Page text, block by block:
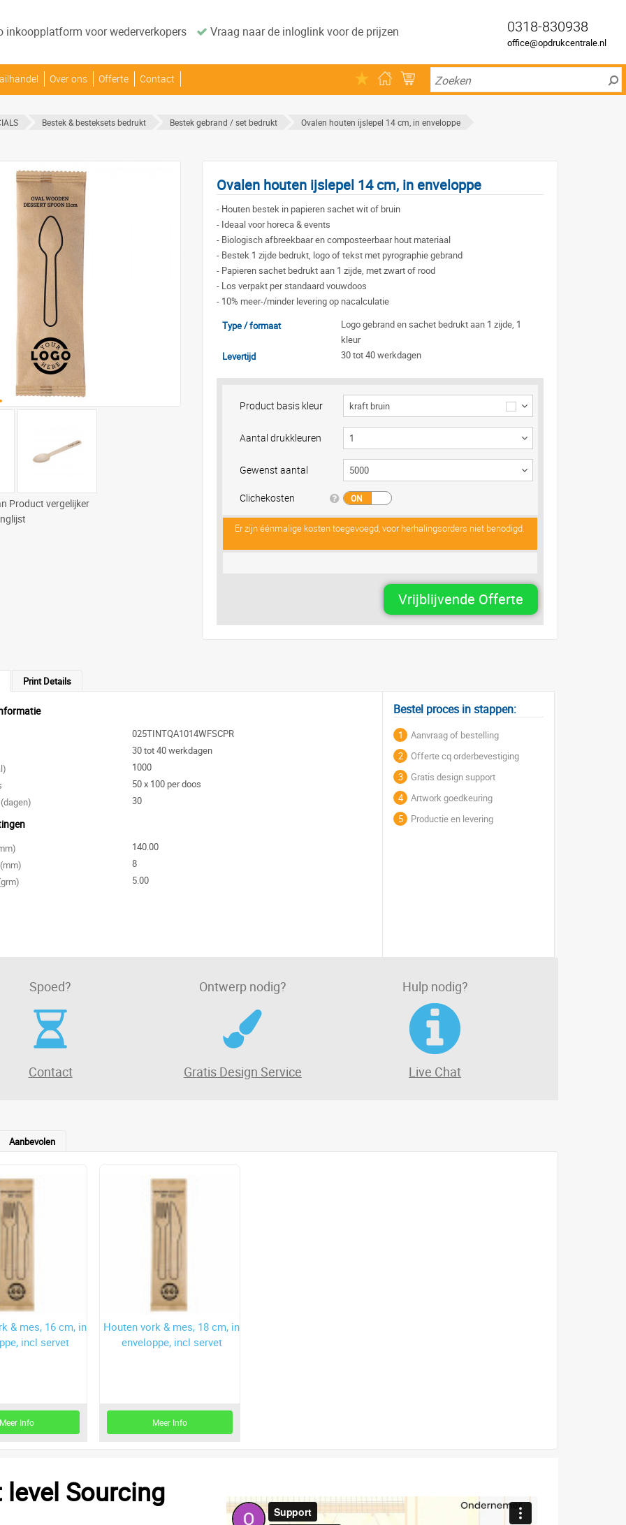
inkoopplatform voor wederverkopers Vraag naar de inloglink voor de prijzen
Over ons Offerte Contact
0318-830938
office@opdrukcentrale.nl
Bestek & besteksets bedrukt Bestek gebrand / set bedrukt Ovalen houten ijslepel 14 cm, in enveloppe
Product vergelijker
Ovalen houten ijslepel 14 cm, in enveloppe
- Houten bestek in papieren sachet wit of bruin
- Ideaal voor horeca & events
- Biologisch afbreekbaar en composteerbaar hout materiaal
- Bestek 1 zijde bedrukt, logo of tekst met pyrographie gebrand
- Papieren sachet bedrukt aan 1 zijde, met zwart of rood
- Los verpakt per standaard vouwdoos
- 10% meer-/minder levering op nacalculatie
Type / formaat
Logo gebrand en sachet bedrukt aan 1 zijde, 1
kleur
Levertijd
30 tot 40 werkdagen
Product basis kleur kraft bruin
Aantal drukkleuren
Gewenst aantal
Clichekosten
Er zijn éénmalige kosten toegevoegd, voor herhalingsorders niet benodigd.
Vrijblijvende Offerte
Print Details
025TINTQA1014WFSCPR
30 tot 40 werkdagen
1000
50 x 100 per doos
30
140.00
8
5.00
Bestel proces in stappen:
1
Aanvraag of bestelling
2
Offerte cq orderbevestiging
3
Gratis design support
4
Artwork goedkeuring
5
Productie en levering
Spoed?
Contact
Ontwerp nodig?
Gratis Design Service
Hulp nodig?
Live Chat
Aanbevolen
& mes, 16 cm, in
incl servet
Meer Info
Houten vork & mes, 18 cm, in
enveloppe, incl servet
Meer Info
Sourcing